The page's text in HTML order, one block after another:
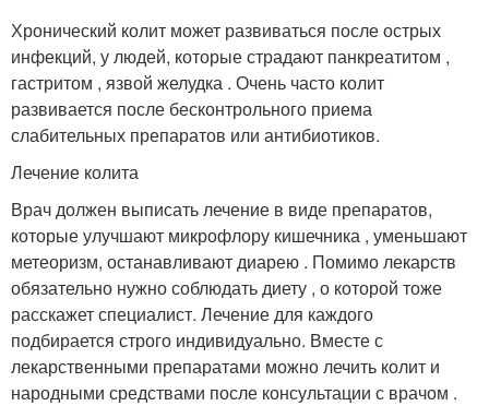
Хронический колит может развиваться после острых
инфекций, у людей, которые страдают панкреатитом ,
гастритом , язвой желудка . Очень часто колит
развивается после бесконтрольного приема
слабительных препаратов или антибиотиков.
Лечение колита
Врач должен выписать лечение в виде препаратов,
которые улучшают микрофлору кишечника , уменьшают
метеоризм, останавливают диарею . Помимо лекарств
обязательно нужно соблюдать диету , о которой тоже
расскажет специалист. Лечение для каждого
подбирается строго индивидуально. Вместе с
лекарственными препаратами можно лечить колит и
народными средствами после консультации с врачом .